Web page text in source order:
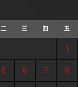
二 三 四 五
1
5 6 7 8